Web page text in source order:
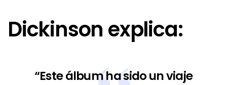
Dickinson explica:
“Este álbum ha sido un viaje